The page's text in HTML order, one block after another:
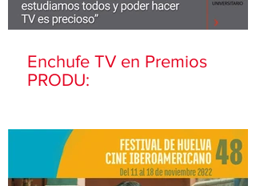
Enchufe TV en Premios
PRODU: